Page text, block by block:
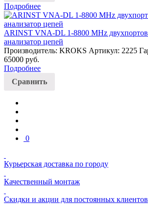
Подробнее
ARINST VNA-DL 1-8800 MHz
анализатор цепей
Производитель: KROKS Артикул: 2225
65000 руб.
Подробнее
Сравнить
0
Курьерская доставка по городу
Качественный монтаж
Скидки и акции для постоянных клиентов